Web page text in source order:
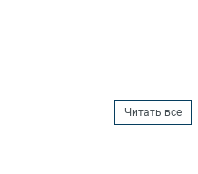
Читать все